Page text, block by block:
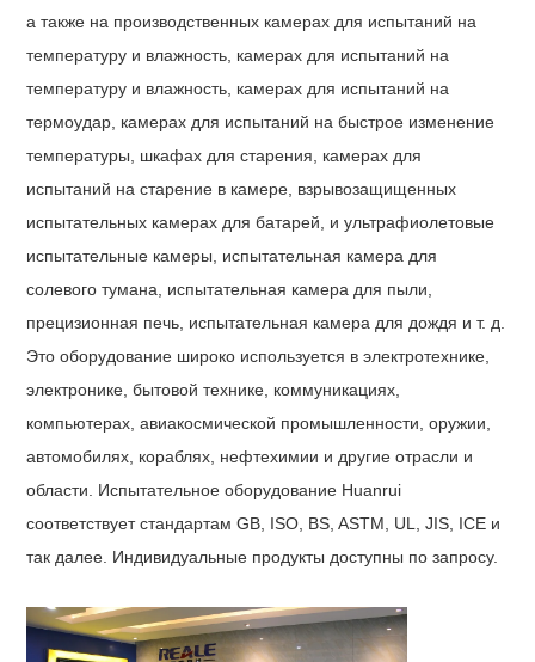
а также на производственных камерах для испытаний на
температуру и влажность, камерах для испытаний на
температуру и влажность, камерах для испытаний на
термоудар, камерах для испытаний на быстрое изменение
температуры, шкафах для старения, камерах для
испытаний на старение в камере, взрывозащищенных
испытательных камерах для батарей, и ультрафиолетовые
испытательные камеры, испытательная камера для
солевого тумана, испытательная камера для пыли,
прецизионная печь, испытательная камера для дождя и т. д.
Это оборудование широко используется в электротехнике,
электронике, бытовой технике, коммуникациях,
компьютерах, авиакосмической промышленности, оружии,
автомобилях, кораблях, нефтехимии и другие отрасли и
области. Испытательное оборудование Huanrui
соответствует стандартам GB, ISO, BS, ASTM, UL, JIS, ICE и
так далее. Индивидуальные продукты доступны по запросу.